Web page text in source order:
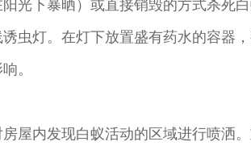
光下暴晒）或直接销毁的方式杀死白
虫灯。在灯下放置盛有药水的容器
。
屋内发现白蚁活动的区域进行喷洒